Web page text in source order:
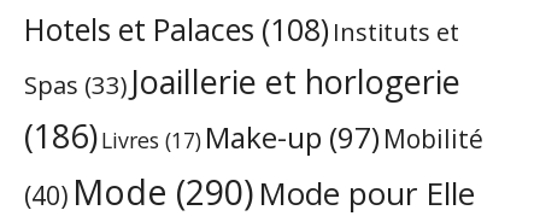
Hotels et Palaces (108) Instituts et
Spas (33) Joaillerie et horlogerie
(186)Livres (17) Make-up (97) Mobilité
(40) Mode (290)Mode pour Elle